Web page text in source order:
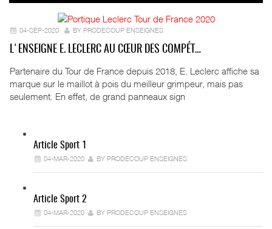
04-SEP-2020 BY PRODECOUP ENSEIGNES
L'ENSEIGNE E. LECLERC AU CŒUR DES COMPÉT…
Partenaire du Tour de France depuis 2018, E. Leclerc affiche sa
marque sur le maillot à pois du meilleur grimpeur, mais pas
seulement. En effet, de grand panneaux sign
Article Sport 1
04-MAR-2020 BY PRODECOUP ENSEIGNES
Article Sport 2
04-MAR-2020 BY PRODECOUP ENSEIGNES